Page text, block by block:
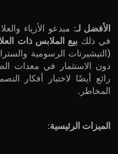
الأفضل لـ: مبدعو الأزياء
في ذلكبيع الملابس ذات
(التيشيرتات الرسومية
دون الاستثمار في معدات
رائع أيضًا لاختبار أفكار
المخاطر.
الميزات الرئيسية: